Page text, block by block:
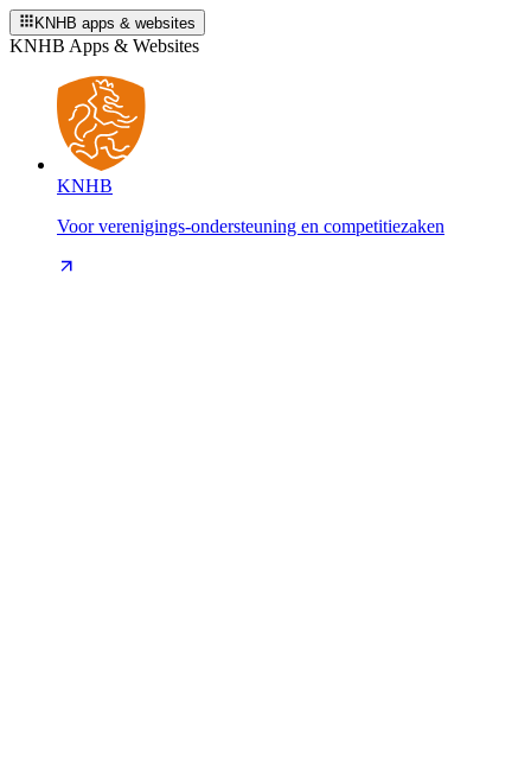
KNHB apps & websites
KNHB Apps & Websites
KNHB
Voor verenigings-ondersteuning en competitiezaken